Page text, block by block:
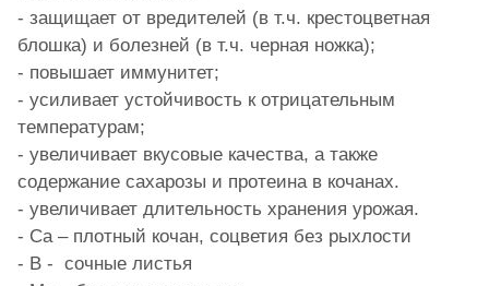
- защищает от вредителей (в т.ч. крестоцветная
блошка) и болезней (в т.ч. черная ножка);
- повышает иммунитет;
- усиливает устойчивость к отрицательным
температурам;
- увеличивает вкусовые качества, а также
содержание сахарозы и протеина в кочанах.
- увеличивает длительность хранения урожая.
- Ca – плотный кочан, соцветия без рыхлости
- В - сочные листья